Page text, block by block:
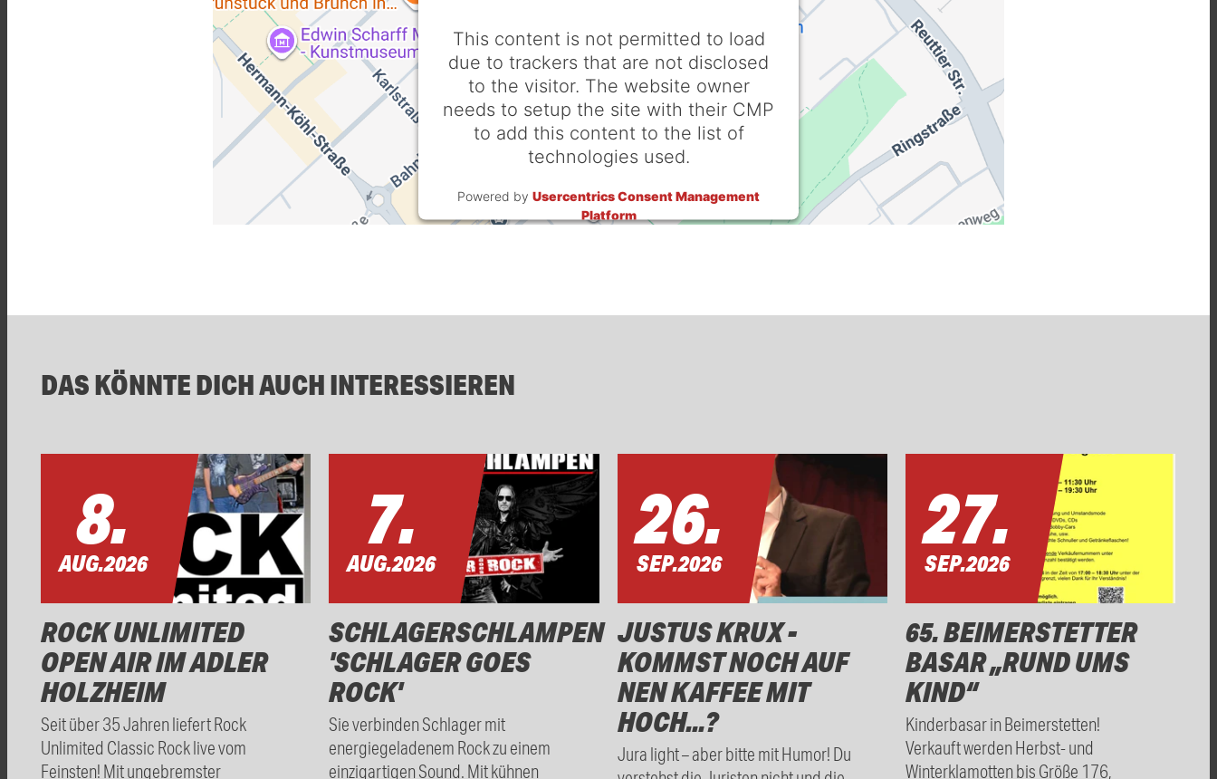
This content is not permitted to load
due to trackers that are not disclosed
to the visitor. The website owner
needs to setup the site with their CMP
to add this content to the list of
technologies used.
Powered by Usercentrics Consent Management
Platform
DAS KÖNNTE DICH AUCH INTERESSIEREN
8.
AUG.2026
ROCK UNLIMITED
OPEN AIR IM ADLER
HOLZHEIM
Seit über 35 Jahren liefert Rock
Unlimited Classic Rock live vom
Feinsten! Mit ungebremster
7.
AUG.2026
SCHLAGERSCHLAMPEN
'SCHLAGER GOES
ROCK'
Sie verbinden Schlager mit
energiegeladenem Rock zu einem
einzigartigen Sound. Mit kühnen
26.
SEP.2026
JUSTUS KRUX -
KOMMST NOCH AUF
NEN KAFFEE MIT
HOCH...?
Jura light – aber bitte mit Humor! Du
27.
SEP.2026
65. BEIMERSTETTER
BASAR „RUND UMS
KIND“
Kinderbasar in Beimerstetten!
Verkauft werden Herbst- und
Winterklamotten bis Größe 176,